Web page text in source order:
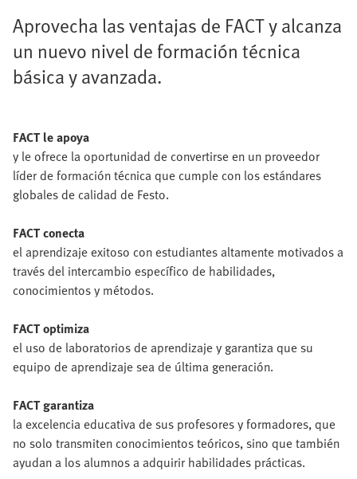
Aprovecha las ventajas de FACT y alcanza
un nuevo nivel de formación técnica
básica y avanzada.
FACT le apoya
y le ofrece la oportunidad de convertirse en un proveedor
líder de formación técnica que cumple con los estándares
globales de calidad de Festo.
FACT conecta
el aprendizaje exitoso con estudiantes altamente motivados a
través del intercambio específico de habilidades,
conocimientos y métodos.
FACT optimiza
el uso de laboratorios de aprendizaje y garantiza que su
equipo de aprendizaje sea de última generación.
FACT garantiza
la excelencia educativa de sus profesores y formadores, que
no solo transmiten conocimientos teóricos, sino que también
ayudan a los alumnos a adquirir habilidades prácticas.